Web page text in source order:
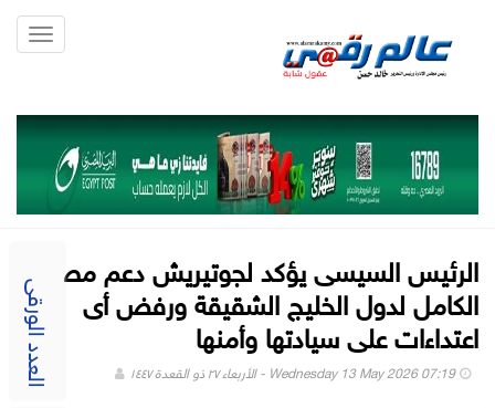
العدد الورقى
الرئيس السيسى يؤكد لجوتيريش دعم مصر
الكامل لدول الخليج الشقيقة ورفض أى
اعتداءات على سيادتها وأمنها
Wednesday 13 May 2026 07:19 - الأربعاء ٢٧ ذو القعدة ١٤٤٧